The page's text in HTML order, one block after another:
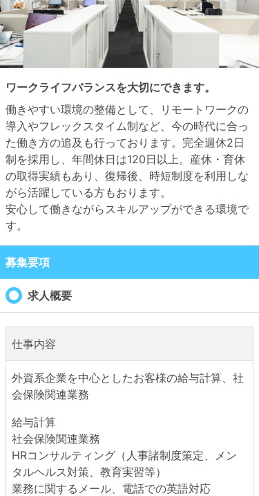
ワークライフバランスを大切にできます。
働きやすい環境の整備として、リモートワークの
導入やフレックスタイム制など、今の時代に合っ
た働き方の追及も行っております。完全週休2日
制を採用し、年間休日は120日以上。産休・育休
の取得実績もあり、復帰後、時短制度を利用しな
がら活躍している方もおります。
安心して働きながらスキルアップができる環境で
す。
募集要項
求人概要
仕事内容
外資系企業を中心としたお客様の給与計算、社
会保険関連業務
給与計算
社会保険関連業務
HRコンサルティング（人事諸制度策定、メン
タルヘルス対策、教育実習等）
業務に関するメール、電話での英語対応